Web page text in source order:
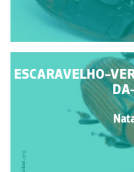
ESCARAVELHO-